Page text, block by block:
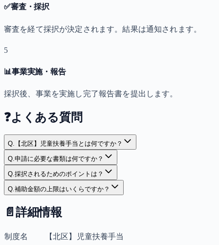
✅審査・採択
審査を経て採択が決定されます。結果は通知されます。
5
📊事業実施・報告
採択後、事業を実施し完了報告書を提出します。
❓よくある質問
Q. 【北区】児童扶養手当とは何ですか？
Q.申請に必要な書類は何ですか？
Q.採択されるためのポイントは？
Q.補助金額の上限はいくらですか？
📄 詳細情報
制度名
【北区】児童扶養手当